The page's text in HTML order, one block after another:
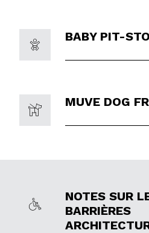
BABY PIT-
MUVE DOG
NOTES SUR
BARRIÈRES